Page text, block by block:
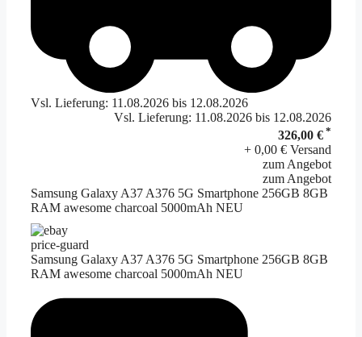
Vsl. Lieferung: 11.08.2026 bis 12.08.2026
Vsl. Lieferung: 11.08.2026 bis 12.08.2026
326,00 € *
+ 0,00 € Versand
zum Angebot
zum Angebot
Samsung Galaxy A37 A376 5G Smartphone 256GB 8GB
RAM awesome charcoal 5000mAh NEU
price-guard
Samsung Galaxy A37 A376 5G Smartphone 256GB 8GB
RAM awesome charcoal 5000mAh NEU